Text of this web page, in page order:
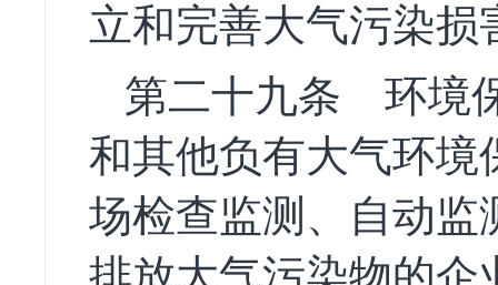
立和完善大气污染损
第二十九条 环境
和其他负有大气环境
场检查监测、自动监